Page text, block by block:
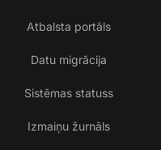
Atbalsta portāls
Datu migrācija
Sistēmas statuss
Izmaiņu žurnāls